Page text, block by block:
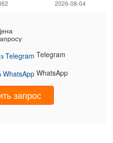
2026-08-04
Telegram
WhatsApp
запрос